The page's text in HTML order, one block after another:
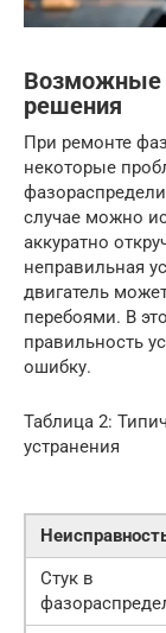
Возможные
решения
При ремонте
некоторые
случае можно
аккуратно
неправильная
двигатель
перебоями. В
правильность
ошибку.
Таблица 2:
устранения
Стук в